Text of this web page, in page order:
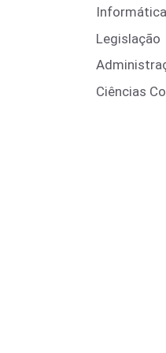
Informática
Legislação
Ciências